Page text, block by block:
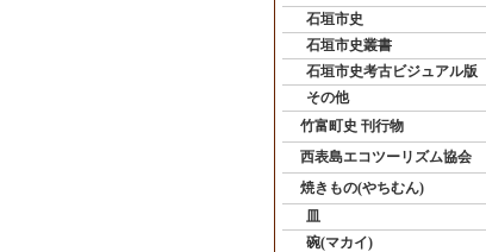
石垣市史
石垣市史叢書
石垣市史考古ビジュアル版
その他
竹富町史 刊行物
西表島エコツーリズム協会
焼きもの(やちむん)
皿
碗(マカイ)